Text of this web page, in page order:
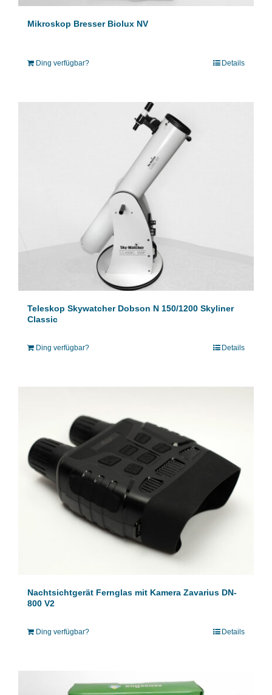
Mikroskop Bresser Biolux NV
Ding verfügbar? Details
Teleskop Skywatcher Dobson N 150/1200 Skyliner
Classic
Ding verfügbar? Details
Nachtsichtgerät Fernglas mit Kamera Zavarius DN-
800 V2
Ding verfügbar? Details